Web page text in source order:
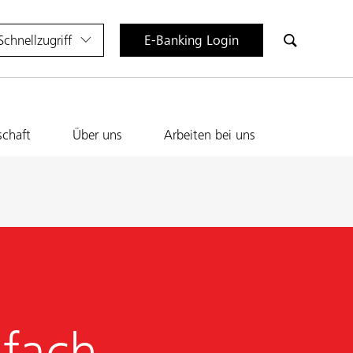
E-Banking Login
Über uns Arbeiten bei uns